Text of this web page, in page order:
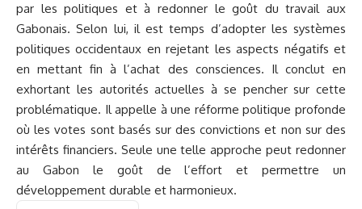
par les politiques et à redonner le goût du travail aux
Gabonais. Selon lui, il est temps d’adopter les systèmes
politiques occidentaux en rejetant les aspects négatifs et
en mettant fin à l’achat des consciences. Il conclut en
exhortant les autorités actuelles à se pencher sur cette
problématique. Il appelle à une réforme politique profonde
où les votes sont basés sur des convictions et non sur des
intérêts financiers. Seule une telle approche peut redonner
au Gabon le goût de l’effort et permettre un
développement durable et harmonieux.